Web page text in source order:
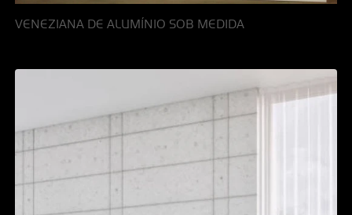
VENEZIANA DE ALUMÍNIO SOB MEDIDA